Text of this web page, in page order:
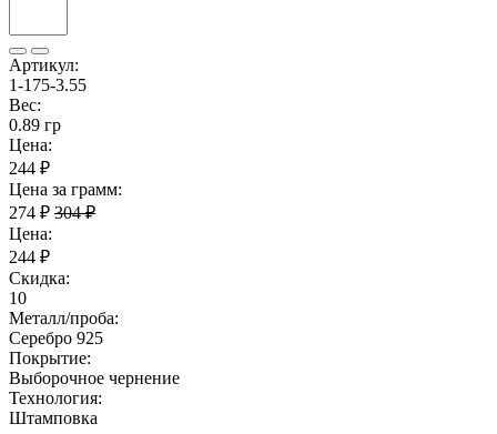
Артикул:
1-175-3.55
Вес:
0.89 гр
Цена:
244 ₽
Цена за грамм:
274 ₽ 304 ₽
Цена:
244 ₽
Скидка:
10
Металл/проба:
Серебро 925
Покрытие:
Выборочное чернение
Технология:
Штамповка